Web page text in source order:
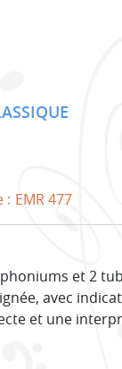
: EMR 477
et 2
avec
et une